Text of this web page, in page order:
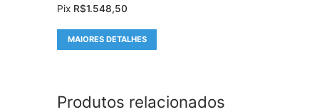
Pix R$1.548,50
MAIORES DETALHES
Produtos relacionados